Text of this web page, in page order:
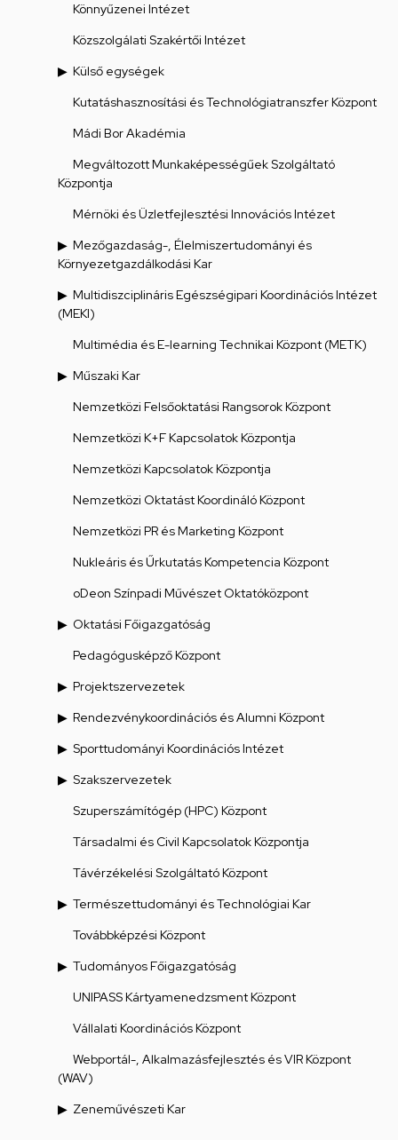
Könnyűzenei Intézet
Közszolgálati Szakértői Intézet
Külső egységek
Kutatáshasznosítási és Technológiatranszfer Központ
Mádi Bor Akadémia
Megváltozott Munkaképességűek Szolgáltató
Központja
Mérnöki és Üzletfejlesztési Innovációs Intézet
Mezőgazdaság-, Élelmiszertudományi és
Környezetgazdálkodási Kar
Multidiszciplináris Egészségipari Koordinációs Intézet
(MEKI)
Multimédia és E-learning Technikai Központ (METK)
Műszaki Kar
Nemzetközi Felsőoktatási Rangsorok Központ
Nemzetközi K+F Kapcsolatok Központja
Nemzetközi Kapcsolatok Központja
Nemzetközi Oktatást Koordináló Központ
Nemzetközi PR és Marketing Központ
Nukleáris és Űrkutatás Kompetencia Központ
oDeon Színpadi Művészet Oktatóközpont
Oktatási Főigazgatóság
Pedagógusképző Központ
Projektszervezetek
Rendezvénykoordinációs és Alumni Központ
Sporttudományi Koordinációs Intézet
Szakszervezetek
Szuperszámítógép (HPC) Központ
Társadalmi és Civil Kapcsolatok Központja
Távérzékelési Szolgáltató Központ
Természettudományi és Technológiai Kar
Továbbképzési Központ
Tudományos Főigazgatóság
UNIPASS Kártyamenedzsment Központ
Vállalati Koordinációs Központ
Webportál-, Alkalmazásfejlesztés és VIR Központ
(WAV)
Zeneművészeti Kar